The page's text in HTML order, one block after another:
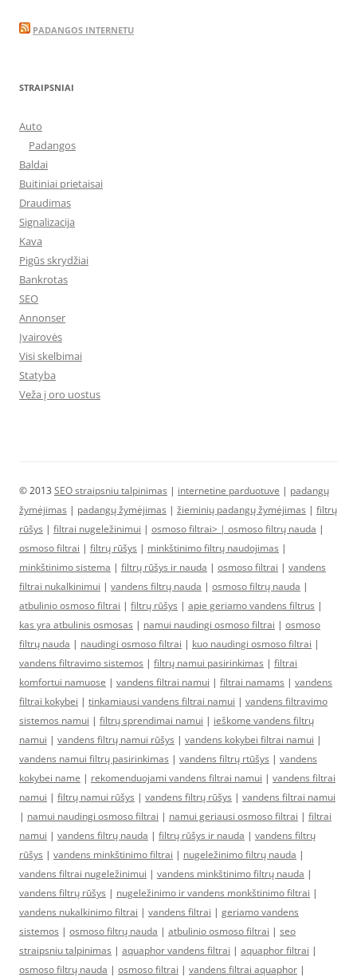
PADANGOS INTERNETU
STRAIPSNIAI
Auto
Padangos
Baldai
Buitiniai prietaisai
Draudimas
Signalizacija
Kava
Pigūs skrydžiai
Bankrotas
SEO
Annonser
Įvairovės
Visi skelbimai
Statyba
Veža į oro uostus
© 2013 SEO straipsniu talpinimas | internetine parduotuve | padangų
žymėjimas | padangų žymėjimas | žieminių padangų žymėjimas | filtrų
rūšys | filtrai nugeležinimui | osmoso filtrai> | osmoso filtrų nauda |
osmoso filtrai | filtrų rūšys | minkštinimo filtrų naudojimas |
minkštinimo sistema | filtrų rūšys ir nauda | osmoso filtrai | vandens
filtrai nukalkinimui | vandens filtrų nauda | osmoso filtrų nauda |
atbulinio osmoso filtrai | filtrų rūšys | apie geriamo vandens filtrus |
kas yra atbulinis osmosas | namui naudingi osmoso filtrai | osmoso
filtrų nauda | naudingi osmoso filtrai | kuo naudingi osmoso filtrai |
vandens filtravimo sistemos | filtrų namui pasirinkimas | filtrai
komfortui namuose | vandens filtrai namui | filtrai namams | vandens
filtrai kokybei | tinkamiausi vandens filtrai namui | vandens filtravimo
sistemos namui | filtrų sprendimai namui | ieškome vandens filtrų
namui | vandens filtrų namui rūšys | vandens kokybei filtrai namui |
vandens namui filtrų pasirinkimas | vandens filtrų rtūšys | vandens
kokybei name | rekomenduojami vandens filtrai namui | vandens filtrai
namui | filtrų namui rūšys | vandens filtrų rūšys | vandens filtrai namui
| namui naudingi osmoso filtrai | namui geriausi osmoso filtrai | filtrai
namui | vandens filtrų nauda | filtrų rūšys ir nauda | vandens filtrų
rūšys | vandens minkštinimo filtrai | nugeležinimo filtrų nauda |
vandens filtrai nugeležinimui | vandens minkštinimo filtrų nauda |
vandens filtrų rūšys | nugeležinimo ir vandens monkštinimo filtrai |
vandens nukalkinimo filtrai | vandens filtrai | geriamo vandens
sistemos | osmoso filtrų nauda | atbulinio osmoso filtrai | seo
straipsniu talpinimas | aquaphor vandens filtrai | aquaphor filtrai |
osmoso filtrų nauda | osmoso filtrai | vandens filtrai aquaphor |